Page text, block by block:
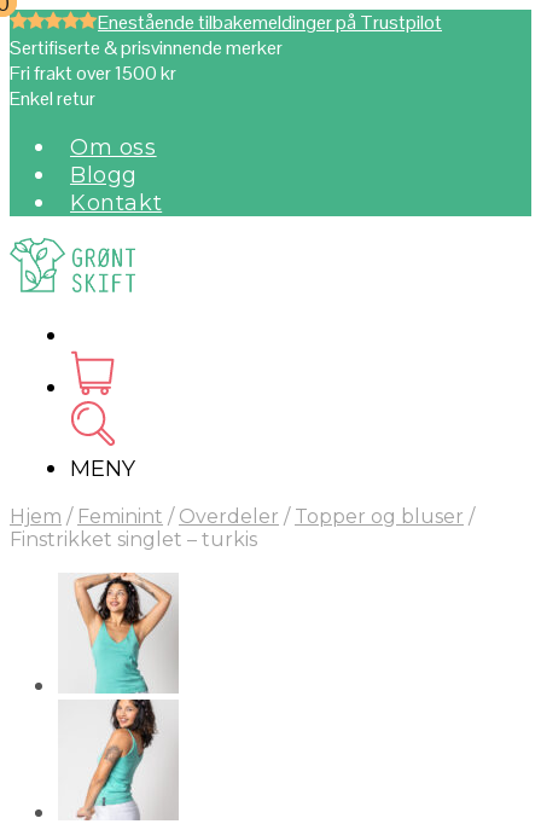
Enestående tilbakemeldinger på Trustpilot
Sertifiserte & prisvinnende merker
Fri frakt over 1500 kr
Enkel retur
Om oss
Blogg
Kontakt
MENY
Hjem / Feminint / Overdeler / Topper og bluser /
Finstrikket singlet – turkis